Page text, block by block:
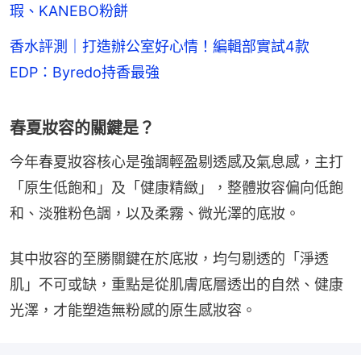
瑕、KANEBO粉餅
香水評測｜打造辦公室好心情！編輯部實試4款
EDP：Byredo持香最強
春夏妝容的關鍵是？
今年春夏妝容核心是強調輕盈剔透感及氣息感，主打
「原生低飽和」及「健康精緻」，整體妝容偏向低飽
和、淡雅粉色調，以及柔霧、微光澤的底妝。
其中妝容的至勝關鍵在於底妝，均勻剔透的「淨透
肌」不可或缺，重點是從肌膚底層透出的自然、健康
光澤，才能塑造無粉感的原生感妝容。